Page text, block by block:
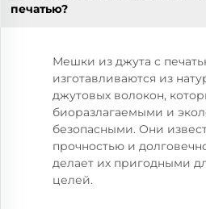
печатью?
Мешки из джута с
изготавливаются из
джутовых волокон,
биоразлагаемыми и
безопасными. Они
прочностью и
делает их пригодными
целей.